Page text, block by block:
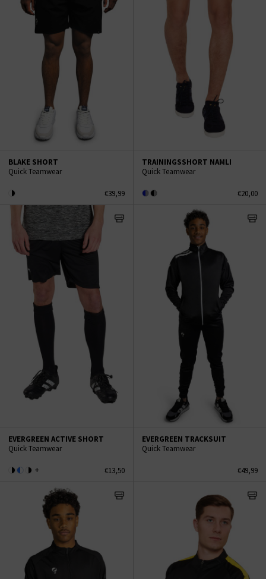
BLAKE SHORT
Quick Teamwear
€39,99
TRAININGSSHORT NAMLI
Quick Teamwear
€20,00
EVERGREEN ACTIVE SHORT
Quick Teamwear
+ €13,50
EVERGREEN TRACKSUIT
Quick Teamwear
€49,99